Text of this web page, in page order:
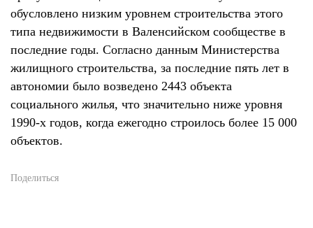
обусловлено низким уровнем строительства этого
типа недвижимости в Валенсийском сообществе в
последние годы. Согласно данным Министерства
жилищного строительства, за последние пять лет в
автономии было возведено 2443 объекта
социального жилья, что значительно ниже уровня
1990-х годов, когда ежегодно строилось более 15 000
объектов.
Поделиться